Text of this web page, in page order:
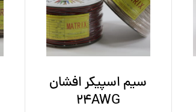
سیم اسپیکر افشان
24AWG